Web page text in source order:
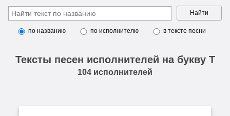
Найти
по названию по исполнителю в тексте песни
Тексты песен исполнителей на букву Т
104 исполнителей